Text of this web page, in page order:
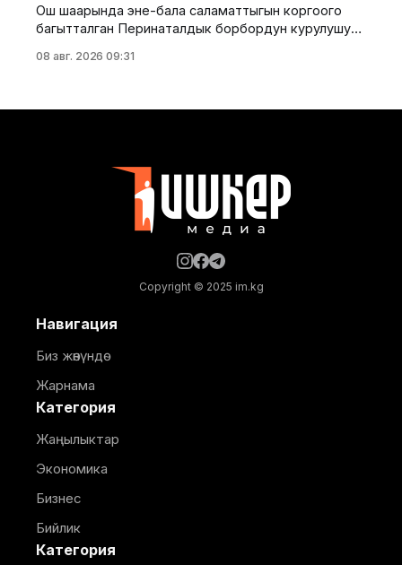
талаптарын так
Ош шаарында эне-бала саламаттыгын коргоого
багытталган Перинаталдык борбордун курулушу
министрлигинин басма сөз кызматы билдирди.
энелерге жана ымыркайларга
08 авг. 2026 09:31
Copyright © 2025 im.kg
Навигация
Биз жөнүндө
Жарнама
Категория
Жаңылыктар
Экономика
Бизнес
Бийлик
Категория